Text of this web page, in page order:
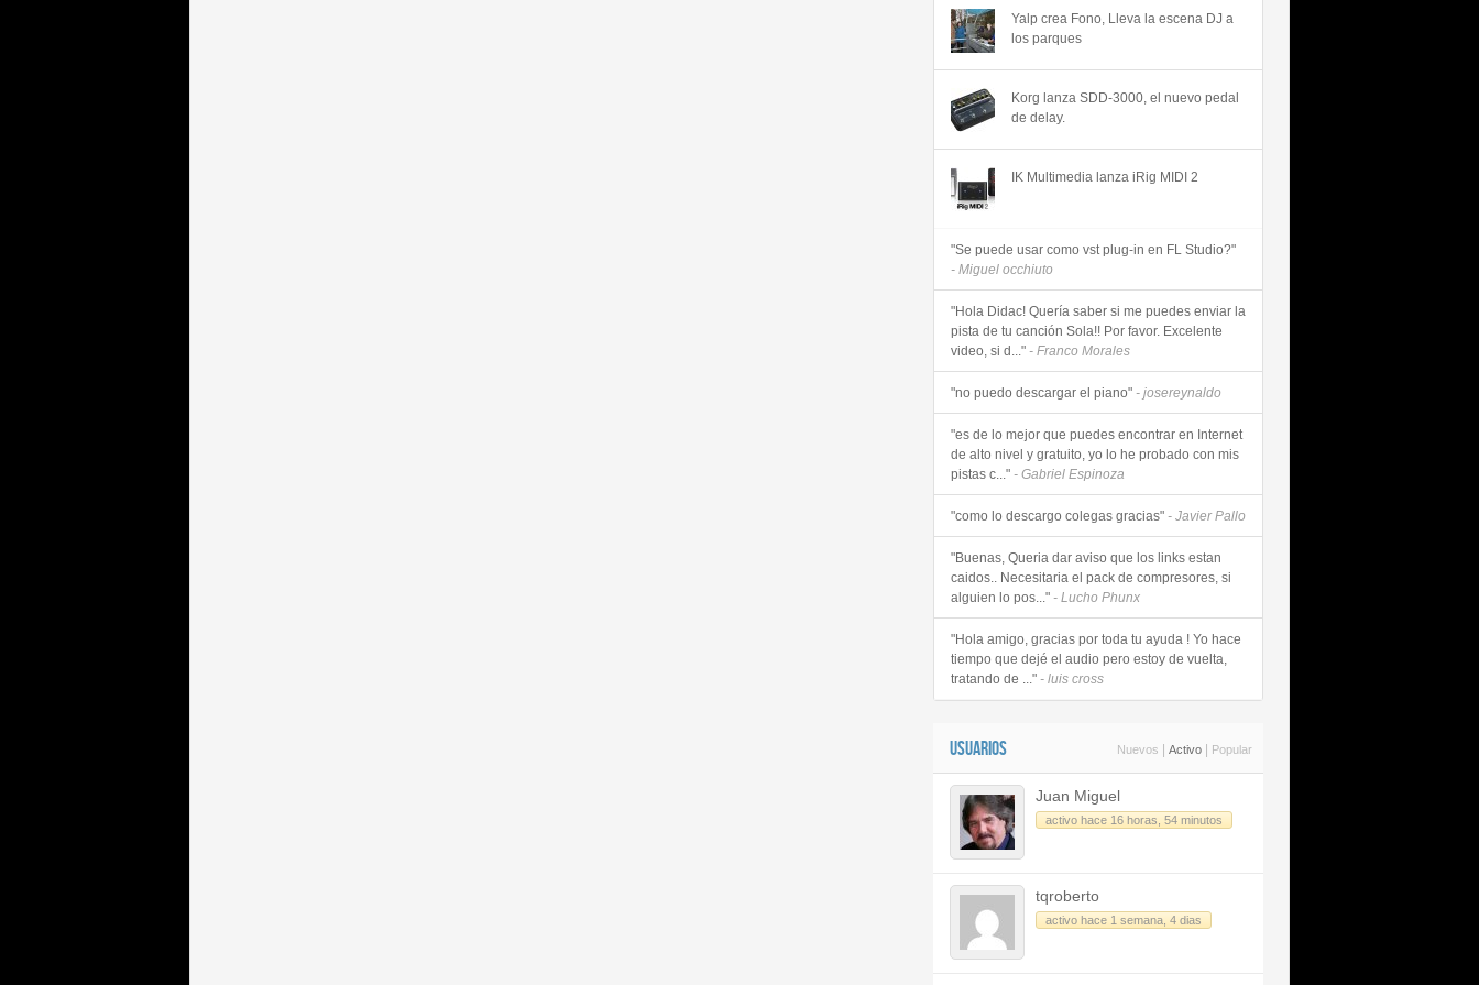
Yalp crea Fono, Lleva la escena DJ a
los parques
Korg lanza SDD-3000, el nuevo pedal
de delay.
IK Multimedia lanza iRig MIDI 2
"Se puede usar como vst plug-in en FL Studio?"
- Miguel occhiuto
"Hola Didac! Quería saber si me puedes enviar la
pista de tu canción Sola!! Por favor. Excelente
video, si d..." - Franco Morales
"no puedo descargar el piano" - josereynaldo
"es de lo mejor que puedes encontrar en Internet
de alto nivel y gratuito, yo lo he probado con mis
pistas c..." - Gabriel Espinoza
"como lo descargo colegas gracias" - Javier Pallo
"Buenas, Queria dar aviso que los links estan
caidos.. Necesitaria el pack de compresores, si
alguien lo pos..." - Lucho Phunx
"Hola amigo, gracias por toda tu ayuda ! Yo hace
tiempo que dejé el audio pero estoy de vuelta,
tratando de ..." - luis cross
USUARIOS Nuevos Activo Popular
Juan Miguel
activo hace 16 horas, 54 minutos
tqroberto
activo hace 1 semana, 4 dias